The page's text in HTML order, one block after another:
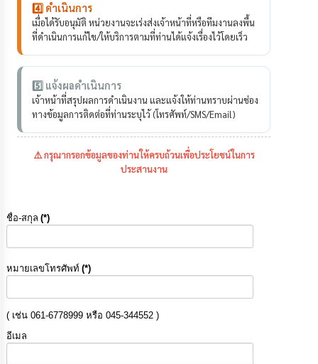
ท้อง
ถิ่น
ของ
เรา
การ
จัดการ
ความ
ข้อมูล
4️⃣ ดำเนินการ
เมื่อได้รับอนุมัติ หน่วยงานจะเร่งส่งเจ้าหน้าที่หรือทีมงานลงพื้น
ที่ดำเนินการแก้ไข/ให้บริการตามที่ท่านได้แจ้งเรื่องไว้โดยเร็ว
5️⃣ แจ้งผลดำเนินการ
เจ้าหน้าที่สรุปผลการดำเนินงาน และแจ้งให้ท่านทราบผ่านช่อง
ทางข้อมูลการติดต่อที่ท่านระบุไว้ (โทรศัพท์/SMS/Email)
⚠️ กรุณากรอกข้อมูลของท่านให้ครบถ้วนเพื่อประโยชน์ในการ
ประสานงาน
ชื่อ-สกุล (*)
หมายเลขโทรศัพท์ (*)
( เช่น 061-6778999 หรือ 045-344552 )
อีเมล